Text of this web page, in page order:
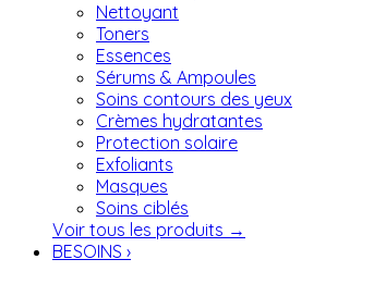
Nettoyant
Toners
Essences
Sérums & Ampoules
Soins contours des yeux
Crèmes hydratantes
Protection solaire
Exfoliants
Masques
Soins ciblés
Voir tous les produits →
BESOINS ›